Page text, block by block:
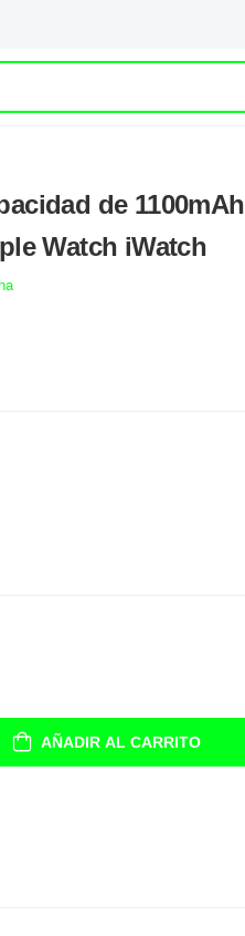
de 1100mAh
Watch iWatch
AÑADIR AL CARRITO